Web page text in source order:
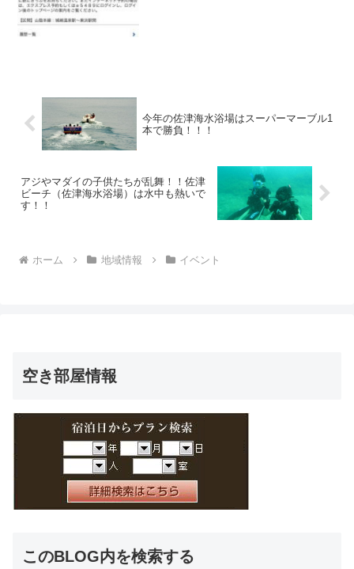
今年の佐津海水浴場はスーパーマーブル1
本で勝負！！！
アジやマダイの子供たちが乱舞！！佐津
ビーチ（佐津海水浴場）は水中も熱いで
す！！
ホーム 地域情報 イベント
空き部屋情報
このBLOG内を検索する